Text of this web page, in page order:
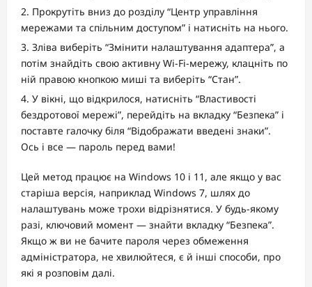
Прокрутіть вниз до розділу “Центр управління
мережами та спільним доступом” і натисніть на нього.
Зліва виберіть “Змінити налаштування адаптера”, а
потім знайдіть свою активну Wi-Fi-мережу, клацніть по
ній правою кнопкою миші та виберіть “Стан”.
У вікні, що відкрилося, натисніть “Властивості
бездротової мережі”, перейдіть на вкладку “Безпека” і
поставте галочку біля “Відображати введені знаки”.
Ось і все — пароль перед вами!
Цей метод працює на Windows 10 і 11, але якщо у вас
старіша версія, наприклад Windows 7, шлях до
налаштувань може трохи відрізнятися. У будь-якому
разі, ключовий момент — знайти вкладку “Безпека”.
Якщо ж ви не бачите пароля через обмеження
адміністратора, не хвилюйтеся, є й інші способи, про
які я розповім далі.